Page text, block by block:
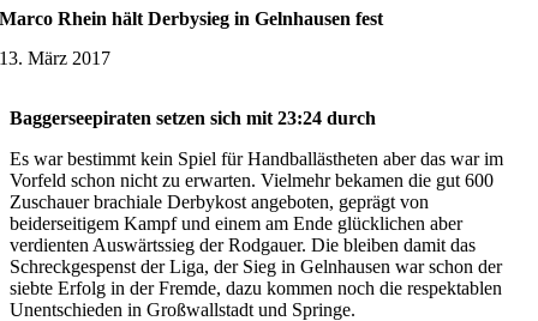
Marco Rhein hält Derbysieg in Gelnhausen fest
13. März 2017
Baggerseepiraten setzen sich mit 23:24 durch
Es war bestimmt kein Spiel für Handballästheten aber das war im
Vorfeld schon nicht zu erwarten. Vielmehr bekamen die gut 600
Zuschauer brachiale Derbykost angeboten, geprägt von
beiderseitigem Kampf und einem am Ende glücklichen aber
verdienten Auswärtssieg der Rodgauer. Die bleiben damit das
Schreckgespenst der Liga, der Sieg in Gelnhausen war schon der
siebte Erfolg in der Fremde, dazu kommen noch die respektablen
Unentschieden in Großwallstadt und Springe.